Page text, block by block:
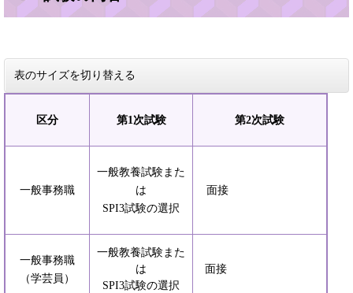
表のサイズを切り替える
区分 第1次試験 第2次試験
一般事務職
一般教養試験また
は
SPI3試験の選択
面接
一般事務職
（学芸員）
一般教養試験また
は
SPI3試験の選択
面接